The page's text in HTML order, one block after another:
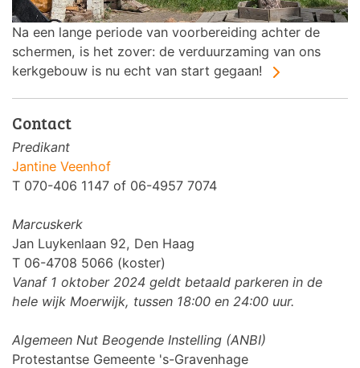
Na een lange periode van voorbereiding achter de
schermen, is het zover: de verduurzaming van ons
kerkgebouw is nu echt van start gegaan!
Contact
Predikant
Jantine Veenhof
T 070-406 1147 of 06-4957 7074
Marcuskerk
Jan Luykenlaan 92, Den Haag
T 06-4708 5066 (koster)
Vanaf 1 oktober 2024 geldt betaald parkeren in de
hele wijk Moerwijk, tussen 18:00 en 24:00 uur.
Algemeen Nut Beogende Instelling (ANBI)
Protestantse Gemeente 's-Gravenhage